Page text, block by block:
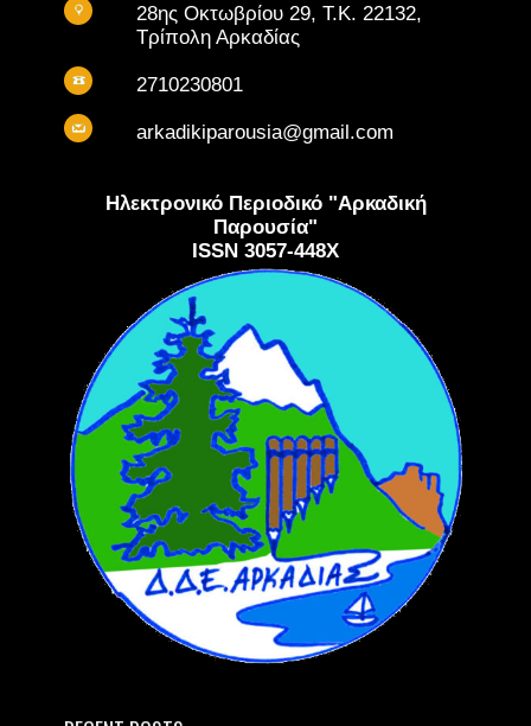
28ης Οκτωβρίου 29, Τ.Κ. 22132,
Τρίπολη Αρκαδίας
2710230801
arkadikiparousia@gmail.com
Ηλεκτρονικό Περιοδικό "Αρκαδική
Παρουσία"
ISSN 3057-448X